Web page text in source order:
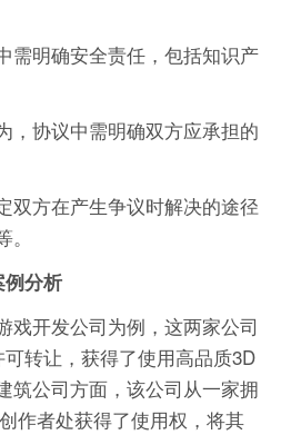
需明确安全责任，包括知识产
，协议中需明确双方应承担的
双方在产生争议时解决的途径
例分析
戏开发公司为例，这两家公司
转让，获得了使用高品质3D
筑公司方面，该公司从一家拥
作者处获得了使用权，将其